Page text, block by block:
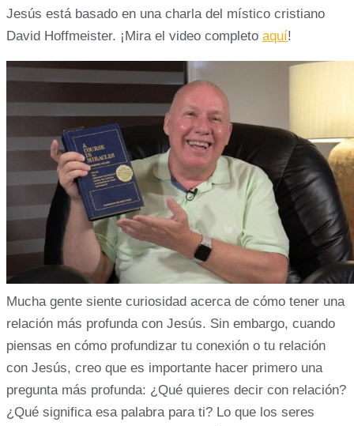
Jesús está basado en una charla del místico cristiano
David Hoffmeister. ¡Mira el video completo aquí!
Mucha gente siente curiosidad acerca de cómo tener una
relación más profunda con Jesús. Sin embargo, cuando
piensas en cómo profundizar tu conexión o tu relación
con Jesús, creo que es importante hacer primero una
pregunta más profunda: ¿Qué quieres decir con relación?
¿Qué significa esa palabra para ti? Lo que los seres